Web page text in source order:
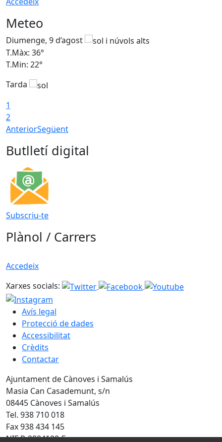
Meteo
Diumenge, 9 d’agost
T.Màx: 36°
T.Min: 22°
Tarda
1
2
AnteriorSegüent
Butlletí digital
Subscriu-te
Plànol / Carrers
Accedeix
Xarxes socials:
Avís legal
Protecció de dades
Accessibilitat
Crèdits
Contactar
Ajuntament de Cànoves i Samalús
Masia Can Casademunt, s/n
08445 Cànoves i Samalús
Tel. 938 710 018
Fax 938 434 145
NIF P-0804100-F